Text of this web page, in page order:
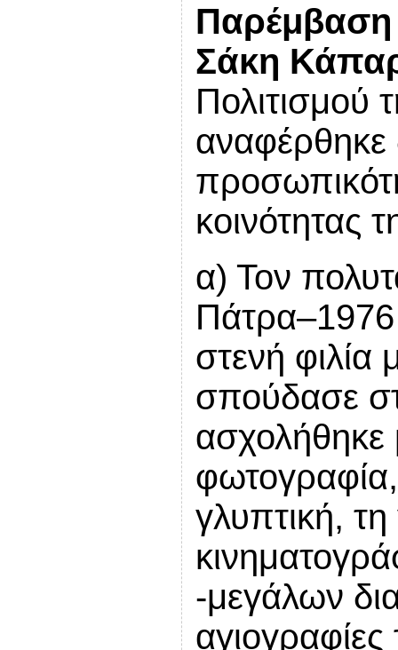
Παρέμβαση
Σάκη
Πολιτισμού
αναφέρθηκε
κοινότητας
α) Τον
στενή φιλία
σπούδασε
ασχολήθηκε
γλυπτική,
-μεγάλων